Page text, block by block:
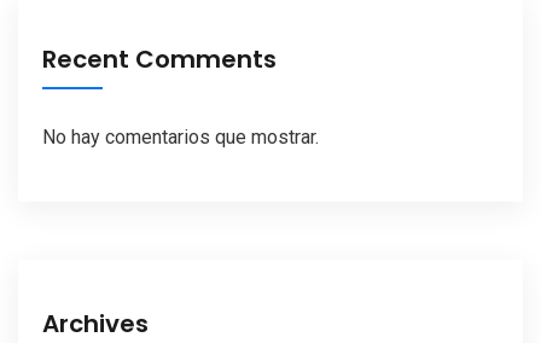
Recent Comments
No hay comentarios que mostrar.
Archives